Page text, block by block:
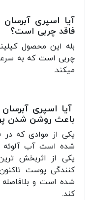
آیا اسپری
فاقد چربی است؟
بله این محصول
چربی است که به
میکند.
آیا اسپری
باعث روشن شدن
یکی از موادی که در
شده است آب آلوئه
یکی از اثربخش
کنندگی پوست
شده است و بلافاصله
کند.